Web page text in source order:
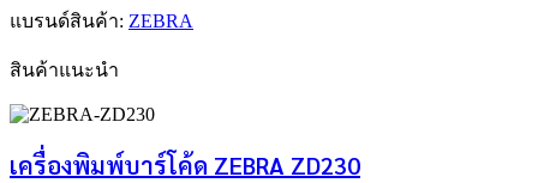
แบรนด์สินค้า: ZEBRA
สินค้าแนะนำ
เครื่องพิมพ์บาร์โค้ด ZEBRA ZD230